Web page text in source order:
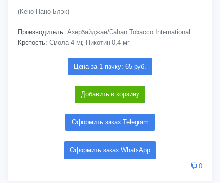
(Кено Нано Блэк)
Производитель: Азербайджан/Cahan Tobacco International
Крепость: Смола-4 мг, Никотин-0,4 мг
Цена за 1 пачку: 65 руб.
Добавить в корзину
Оформить заказ Telegram
Оформить заказ WhatsApp
0